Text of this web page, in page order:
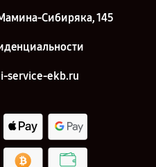
Сибиряка, 145
service-ekb.ru